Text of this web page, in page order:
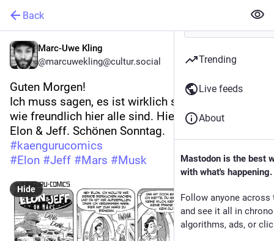
Back
Marc-Uwe Kling
@marcuwekling@cultur.social
Guten Morgen!
Ich muss sagen, es ist wirklich sehr angenehm,
wie freundlich hier alle sind. Hier Folge 2 von
Elon & Jeff. Schönen Sonntag.
#kaengurucomics
#Elon #Jeff #Mars #Musk
Hide
Trending
Live feeds
About
Mastodon is the best
with what's happening.
Follow anyone across
and see it all in
algorithms, ads, or